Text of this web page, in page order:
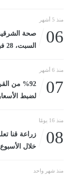
منذ 5 أشهر
06
السبت، 28 فبراير 2026 09:18 مـ
منذ 6 أشهر
07
%92
لضبط
منذ 16 يومًا
08
زراعة قنا
خلال الأسبوع
منذ شهر واحد